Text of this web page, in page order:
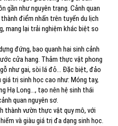
gần như nguyên trạng. Cảnh quan
điểm nhấn trên tuyến du lịch
mang lại trải nghiệm khác biệt so
đứng, bao quanh hai sinh cảnh
cửa hang. Thảm thực vật phong
như gai, sòi lá đỏ… Đặc biệt, đảo
trị sinh học cao như: Móng tay,
Hạ Long…, tạo nên hệ sinh thái
quan nguyên sơ.
thành vườn thực vật quy mô, với
và giàu giá trị đa dạng sinh học.